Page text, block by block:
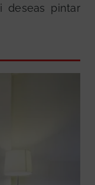
deseas pintar